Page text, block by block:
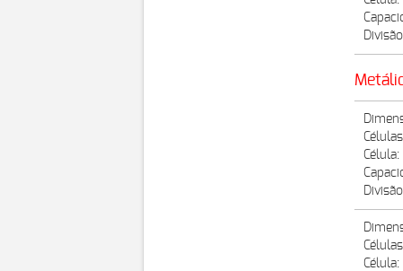
Célula:
Célula: